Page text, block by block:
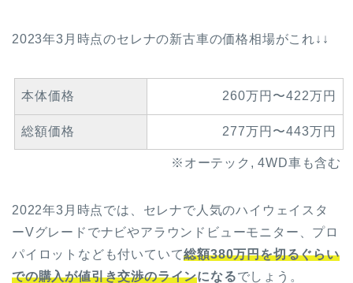
2023年3月時点のセレナの新古車の価格相場がこれ↓↓
本体価格 260万円〜422万円
総額価格 277万円〜443万円
※オーテック, 4WD車も含む
2022年3月時点では、セレナで人気のハイウェイスタ
ーVグレードでナビやアラウンドビューモニター、プロ
パイロットなども付いていて総額380万円を切るぐらい
での購入が値引き交渉のラインになるでしょう。